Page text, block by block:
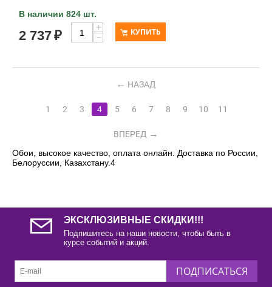
В наличии 824 шт.
2 737₽
+
−
КУПИТЬ
НАЗАД
1 2 3 4 5 6 7 8 9 10 11
ВПЕРЕД
Обои, высокое качество, оплата онлайн. Доставка по России,
Белоруссии, Казахстану.4
ЭКСКЛЮЗИВНЫЕ СКИДКИ!!!
Подпишитесь на наши новости, чтобы быть в
курсе событий и акций.
ПОДПИСАТЬСЯ